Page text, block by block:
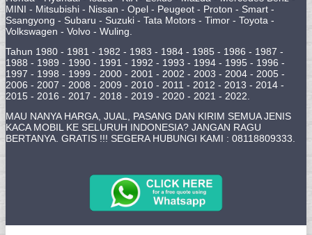
MINI - Mitsubishi - Nissan - Opel - Peugeot - Proton - Smart -
Ssangyong - Subaru - Suzuki - Tata Motors - Timor - Toyota -
Volkswagen - Volvo - Wuling.
Tahun 1980 - 1981 - 1982 - 1983 - 1984 - 1985 - 1986 - 1987 -
1988 - 1989 - 1990 - 1991 - 1992 - 1993 - 1994 - 1995 - 1996 -
1997 - 1998 - 1999 - 2000 - 2001 - 2002 - 2003 - 2004 - 2005 -
2006 - 2007 - 2008 - 2009 - 2010 - 2011 - 2012 - 2013 - 2014 -
2015 - 2016 - 2017 - 2018 - 2019 - 2020 - 2021 - 2022.
MAU NANYA HARGA, JUAL, PASANG DAN KIRIM SEMUA JENIS
KACA MOBIL KE SELURUH INDONESIA? JANGAN RAGU
BERTANYA. GRATIS !!! SEGERA HUBUNGI KAMI : 08118809333.